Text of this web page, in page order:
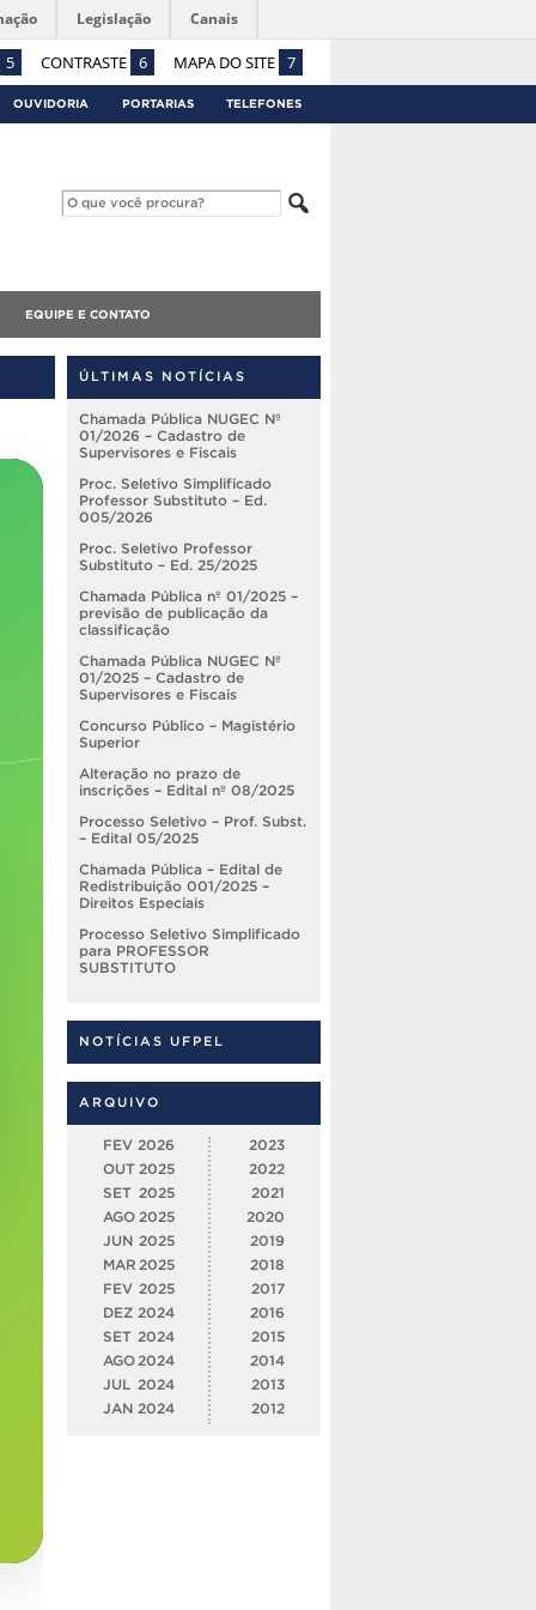
5 CONTRASTE 6 MAPA DO SITE 7
Legislação Canais
OUVIDORIA PORTARIAS TELEFONES
EQUIPE E CONTATO
ÚLTIMAS NOTÍCIAS
Chamada Pública NUGEC Nº
01/2026 – Cadastro de
Supervisores e Fiscais
Proc. Seletivo Simplificado
Professor Substituto – Ed.
005/2026
Proc. Seletivo Professor
Substituto – Ed. 25/2025
Chamada Pública nº 01/2025 –
previsão de publicação da
classificação
Chamada Pública NUGEC Nº
01/2025 – Cadastro de
Supervisores e Fiscais
Concurso Público – Magistério
Superior
Alteração no prazo de
inscrições – Edital nº 08/2025
Processo Seletivo – Prof. Subst.
– Edital 05/2025
Chamada Pública – Edital de
Redistribuição 001/2025 –
Direitos Especiais
Processo Seletivo Simplificado
para PROFESSOR
SUBSTITUTO
NOTÍCIAS UFPEL
ARQUIVO
FEV 2026
OUT 2025
SET 2025
AGO 2025
JUN 2025
MAR 2025
FEV 2025
DEZ 2024
SET 2024
AGO 2024
JUL 2024
JAN 2024
2023
2022
2021
2020
2019
2018
2017
2016
2015
2014
2013
2012